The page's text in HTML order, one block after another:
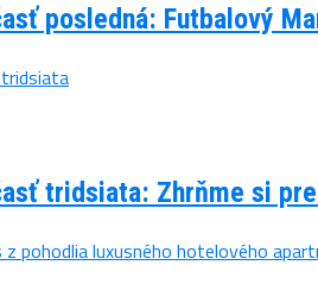
posledná: Futbalový
tridsiata: Zhrňme si